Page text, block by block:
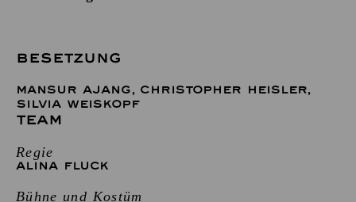
BESETZUNG
MANSUR AJANG, CHRISTOPHER HEISLER,
SILVIA WEISKOPF
TEAM
Regie
ALINA FLUCK
Bühne und Kostüm